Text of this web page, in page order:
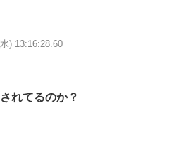
) 13:16:28.60
れてるのか？